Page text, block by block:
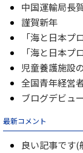
中国運輸局長
謹賀新年
「海と日本
「海と日本
児童養護施設
全国青年経営
ブログデビュ
最新コメント
良い記事です(